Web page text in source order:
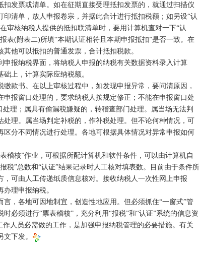
发票或清单。如在征期直接受理抵扣发票的，就通过扫描仪
印清单，放人申报卷宗，并据此合计进行抵扣税额；如另设“认
审核纳税人提供的抵扣联清单时，要用计算机查对一下“认
表(附表二)所填“本期认证相符且本期申报抵扣”是否一致。在
他可以抵扣的普通发票，合计抵扣税款。
报纳税界面，将纳税人申报的纳税有关数据资料录入计算
上，计算实际应纳税额。
书。在以上审核过程中，如发现申报异常，要问清原因，
申报窗口处理的，要求纳税人按规定修正；不能在申报窗口处
处理；属具有偷漏税嫌疑的，转稽查部门处理。属当场无法判
处理。属当场判定补税的，作补税处理。但不论何种情况，可
区分不同情况进行处理。各地可根据具体情况对异常申报如何
核”作业，可根据所配计算机和软件条件，可以由计算机自
税”总数和“认证”结果记录时人工核对填表数。目前由于条件所
，可由人工传递纸质信息核对。接收纳税人一次性网上申报
理申报纳税。
，各地可因地制宜，创造性地应用。但必须抓住“一窗式”管
必须进行“票表稽核”，充分利用“报税”和“认证”系统的信息资
作人员必需做的工作，是加强申报纳税管理的必要措施。有关
下发。